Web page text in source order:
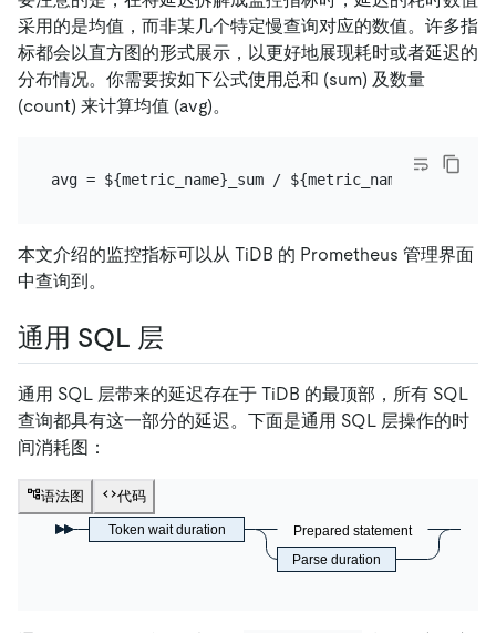
采用的是均值，而非某几个特定慢查询对应的数值。许多指
标都会以直方图的形式展示，以更好地展现耗时或者延迟的
分布情况。你需要按如下公式使用总和 (sum) 及数量
(count) 来计算均值 (avg)。
本文介绍的监控指标可以从 TiDB 的 Prometheus 管理界面
中查询到。
通用 SQL 层
通用 SQL 层带来的延迟存在于 TiDB 的最顶部，所有 SQL
查询都具有这一部分的延迟。下面是通用 SQL 层操作的时
间消耗图：
语法图 代码
Token wait duration
Prepared statement
Parse duration